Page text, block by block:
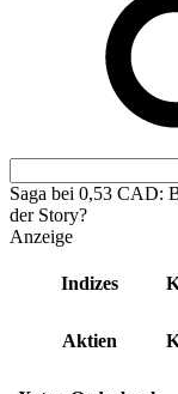
Saga bei 0,53 CAD:
der Story?
Anzeige
Indizes
Aktien